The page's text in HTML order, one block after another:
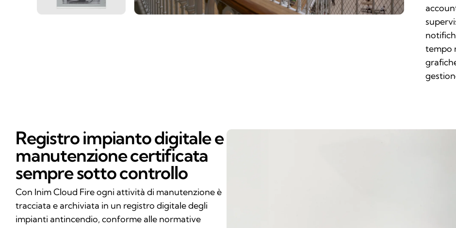
tempo
Registro impianto digitale e
manutenzione certificata
sempre sotto controllo
Con Inim Cloud Fire ogni attività di manutenzione è
tracciata e archiviata in un registro digitale degli
impianti antincendio, conforme alle normative